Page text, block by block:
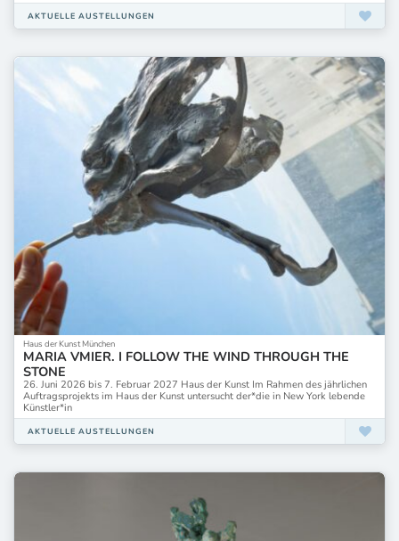
AKTUELLE AUSTELLUNGEN
Haus der Kunst München
MARIA VMIER. I FOLLOW THE WIND THROUGH THE
STONE
26. Juni 2026 bis 7. Februar 2027 Haus der Kunst Im Rahmen des jährlichen
Auftragsprojekts im Haus der Kunst untersucht der*die in New York lebende
Künstler*in
AKTUELLE AUSTELLUNGEN